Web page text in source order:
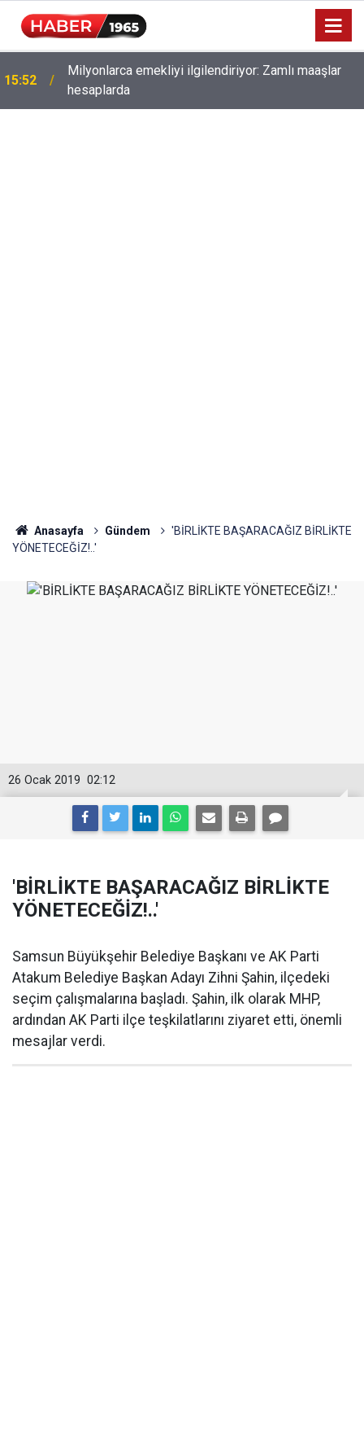
15:52
Milyonlarca emekliyi ilgilendiriyor: Zamlı maaşlar
hesaplarda
Anasayfa Gündem
'BİRLİKTE BAŞARACAĞIZ BİRLİKTE
YÖNETECEĞİZ!..'
02:12
26 Ocak 2019
'BİRLİKTE BAŞARACAĞIZ BİRLİKTE
YÖNETECEĞİZ!..'
Samsun Büyükşehir Belediye Başkanı ve AK Parti
Atakum Belediye Başkan Adayı Zihni Şahin, ilçedeki
seçim çalışmalarına başladı. Şahin, ilk olarak MHP,
ardından AK Parti ilçe teşkilatlarını ziyaret etti, önemli
mesajlar verdi.